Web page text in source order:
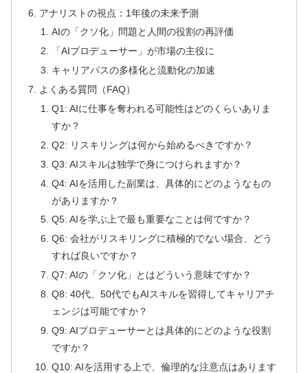
アナリストの視点：1年後の未来予測
AIの「クソ化」問題と人間の役割の再評価
「AIプロデューサー」が市場の主役に
キャリアパスの多様化と流動化の加速
よくある質問（FAQ）
Q1: AIに仕事を奪われる可能性はどのくらいありま
すか？
Q2: リスキリングは何から始めるべきですか？
Q3: AIスキルは独学で身につけられますか？
Q4: AIを活用した副業は、具体的にどのようなもの
がありますか？
Q5: AIを学ぶ上で最も重要なことは何ですか？
Q6: 会社がリスキリングに積極的でない場合、どう
すれば良いですか？
Q7: AIの「クソ化」とはどういう意味ですか？
Q8: 40代、50代でもAIスキルを習得してキャリアチ
ェンジは可能ですか？
Q9: AIプロデューサーとは具体的にどのような役割
ですか？
Q10: AIを活用する上で、倫理的な注意点はあります